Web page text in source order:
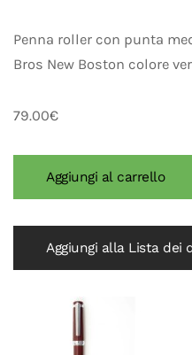
Penna roller con punta
Bros New Boston colore
79.00€
Aggiungi alla Lista dei